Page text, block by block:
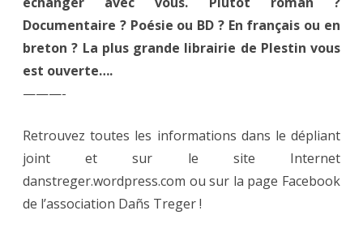
Documentaire ? Poésie ou BD ? En français ou en
breton ? La plus grande librairie de Plestin vous
est ouverte….
———-
Retrouvez toutes les informations dans le dépliant
joint et sur le site Internet
danstreger.wordpress.com ou sur la page Facebook
de l’association Dañs Treger !